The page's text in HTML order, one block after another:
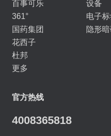
百事可乐
361°
国药集团
花西子
杜邦
更多
设备
电子
隐形
官方热线
4008365818